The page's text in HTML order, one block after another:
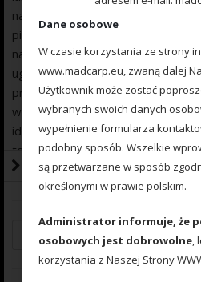
narzędzie każdego wędkarza
pierwszej kolejności należy ułożyć
na środku formy, po czym
ugnieść podajnik w formie i
praktyczniejsza opcja od
wyciskarce, możemy sobie
idealnego nawilżenia zanęty lub
towar idealnie przylega do
Wymiary wewnętrzne: 6 cm x 3,8
Dodaj do koszyka
Dane osobowe
W czasie korzystania ze strony
www.madcarp.eu, zwaną dalej
Użytkownik może zostać
wybranych swoich danych
wypełnienie formularza
podobny sposób. Wszelkie
są przetwarzane w sposób
określonymi w prawie polskim.
Administrator informuje, że
osobowych jest dobrowolne,
korzystania z Naszej Strony